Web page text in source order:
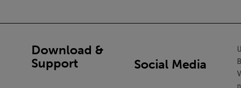
Download &
Support
Social Media